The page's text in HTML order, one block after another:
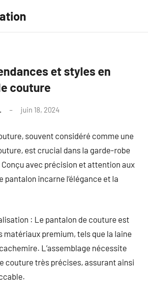
et styles en
couture
juin 18, 2024
souvent considéré comme une
est crucial dans la garde-robe
avec précision et attention aux
pantalon incarne l’élégance et la
: Le pantalon de couture est
matériaux premium, tels que la laine
L’assemblage nécessite
couture très précises, assurant ainsi